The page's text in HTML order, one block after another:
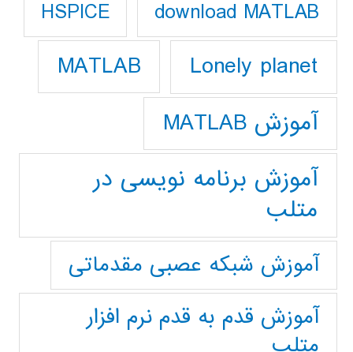
download MATLAB
HSPICE
Lonely planet
MATLAB
آموزش MATLAB
آموزش برنامه نویسی در
متلب
آموزش شبکه عصبی مقدماتی
آموزش قدم به قدم نرم افزار